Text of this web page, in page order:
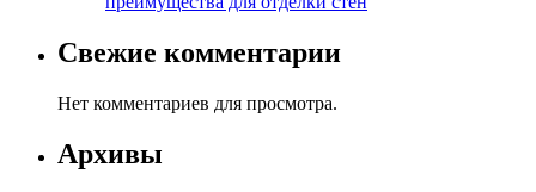
Свежие комментарии
Нет комментариев для просмотра.
Архивы